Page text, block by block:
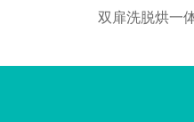
双扉洗脱烘一